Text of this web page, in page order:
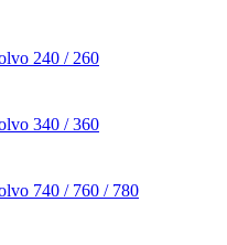
240 / 260
340 / 360
740 / 760 / 780